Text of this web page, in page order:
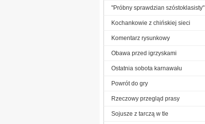
"Próbny sprawdzian szóstoklasisty"
Kochankowie z chińskiej sieci
Komentarz rysunkowy
Obawa przed igrzyskami
Ostatnia sobota karnawału
Powrót do gry
Rzeczowy przegląd prasy
Sojusze z tarczą w tle